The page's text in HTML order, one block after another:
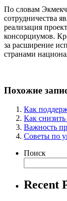
По словам
сотрудничества
реализация
консорциумов.
за расширение
странами
Похожие
Как
Как снизить
Важность
Советы по
Поиск
Recent